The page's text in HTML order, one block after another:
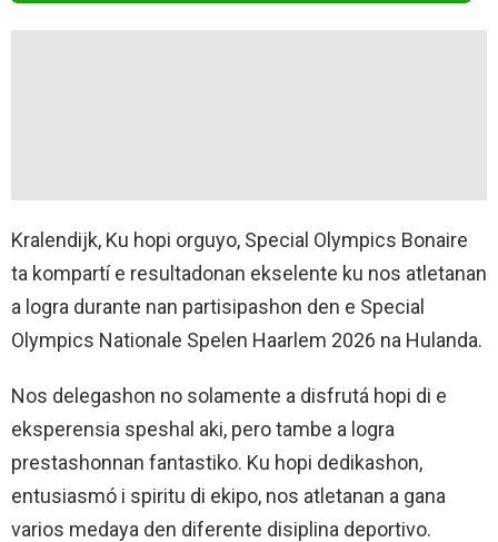
Kralendijk, Ku hopi orguyo, Special Olympics Bonaire
ta kompartí e resultadonan ekselente ku nos atletanan
a logra durante nan partisipashon den e Special
Olympics Nationale Spelen Haarlem 2026 na Hulanda.
Nos delegashon no solamente a disfrutá hopi di e
eksperensia speshal aki, pero tambe a logra
prestashonnan fantastiko. Ku hopi dedikashon,
entusiasmó i spiritu di ekipo, nos atletanan a gana
varios medaya den diferente disiplina deportivo.